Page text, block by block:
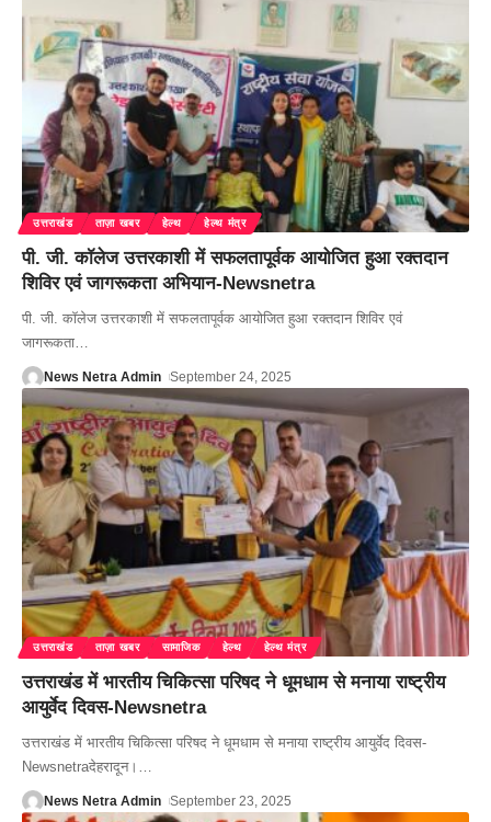
उत्तराखंड ताज़ा खबर हेल्थ हेल्थ मंत्र
पी. जी. कॉलेज उत्तरकाशी में सफलतापूर्वक आयोजित हुआ रक्तदान
शिविर एवं जागरूकता अभियान-Newsnetra
पी. जी. कॉलेज उत्तरकाशी में सफलतापूर्वक आयोजित हुआ रक्तदान शिविर एवं
जागरूकता…
News Netra Admin September 24, 2025
उत्तराखंड ताज़ा खबर सामाजिक हेल्थ हेल्थ मंत्र
उत्तराखंड में भारतीय चिकित्सा परिषद ने धूमधाम से मनाया राष्ट्रीय
आयुर्वेद दिवस-Newsnetra
उत्तराखंड में भारतीय चिकित्सा परिषद ने धूमधाम से मनाया राष्ट्रीय आयुर्वेद दिवस-
Newsnetraदेहरादून। …
News Netra Admin September 23, 2025